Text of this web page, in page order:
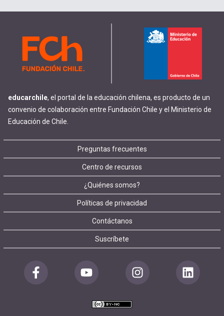
educarchile, el portal de la educación chilena, es producto de un
convenio de colaboración entre Fundación Chile y el Ministerio de
Educación de Chile.
Footer
menu
Preguntas frecuentes
Centro de recursos
¿Quiénes somos?
Políticas de privacidad
Contáctanos
Suscríbete
Redes